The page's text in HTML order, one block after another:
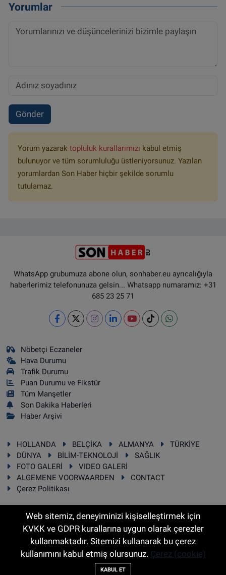
Yorumlar
Gönder
Yorum yazarak topluluk kurallarımızı kabul etmiş
bulunuyor ve tüm sorumluluğu üstleniyorsunuz. Yazılan
yorumlardan Son Haber hiçbir şekilde sorumlu
tutulamaz.
WhatsApp grubumuza abone olun, sonhaber.eu ayrıcalığıyla
haberlerimiz telefonunuza gelsin... Whatsapp numaramız: +31
685 23 25 71
Nöbetçi Eczaneler
Hava Durumu
Trafik Durumu
Puan Durumu ve Fikstür
Tüm Manşetler
Son Dakika Haberleri
Haber Arşivi
HOLLANDA BELÇİKA ALMANYA
TÜRKİYE
DÜNYA
BİLİM-TEKNOLOJİ
SAĞLIK
FOTO GALERİ
VIDEO GALERİ
ALGEMENE VOORWAARDEN
CONTACT
Çerez Politikası
RSS Copyright © 2025 Sonhaber.eu Her hakkı saklıdır.
Haber Yazılımı:TE Bilişim
Web sitemiz, deneyiminizi kişiselleştirmek için
KVKK ve GDPR kurallarına uygun olarak çerezler
kullanmaktadır. Sitemizi kullanarak bu çerez
kullanımını kabul etmiş olursunuz. Çerez (cookie)
KABUL ET